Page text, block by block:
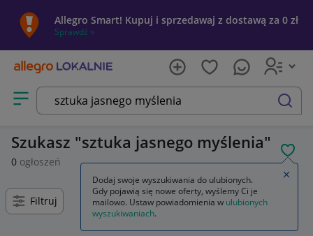
Allegro Smart! Kupuj i sprzedawaj z dostawą za 0 zł
Sprawdź »
Otwórz menu z kategoriami
szukaj
Szukasz sztuka jasnego myślenia
0 ogłoszeń
Filtruj
Dodaj swoje wyszukiwania do ulubionych.
Gdy pojawią się nowe oferty, wyślemy Ci je
mailowo. Ustaw powiadomienia w ulubionych
wyszukiwaniach.